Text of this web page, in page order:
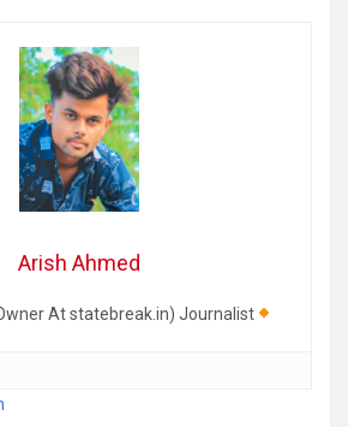
Arish Ahmed
At statebreak.in) Journalist